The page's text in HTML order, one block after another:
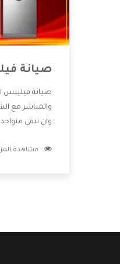
صيانة
صيانة فيليبس
والمباشر مع
وان نبقى
بالخدمات التى
مشاهدة